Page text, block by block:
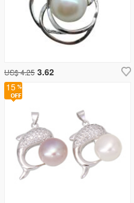
US$ 4.25 3.62
15